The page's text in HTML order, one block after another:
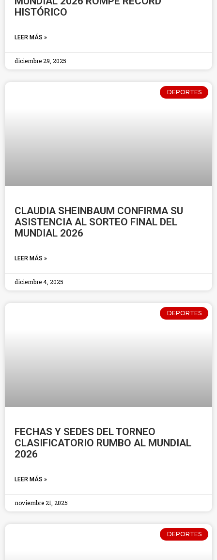
HISTÓRICO
LEER MÁS »
diciembre 29, 2025
DEPORTES
CLAUDIA SHEINBAUM CONFIRMA SU
ASISTENCIA AL SORTEO FINAL DEL
MUNDIAL 2026
LEER MÁS »
diciembre 4, 2025
DEPORTES
FECHAS Y SEDES DEL TORNEO
CLASIFICATORIO RUMBO AL MUNDIAL
2026
LEER MÁS »
noviembre 21, 2025
DEPORTES